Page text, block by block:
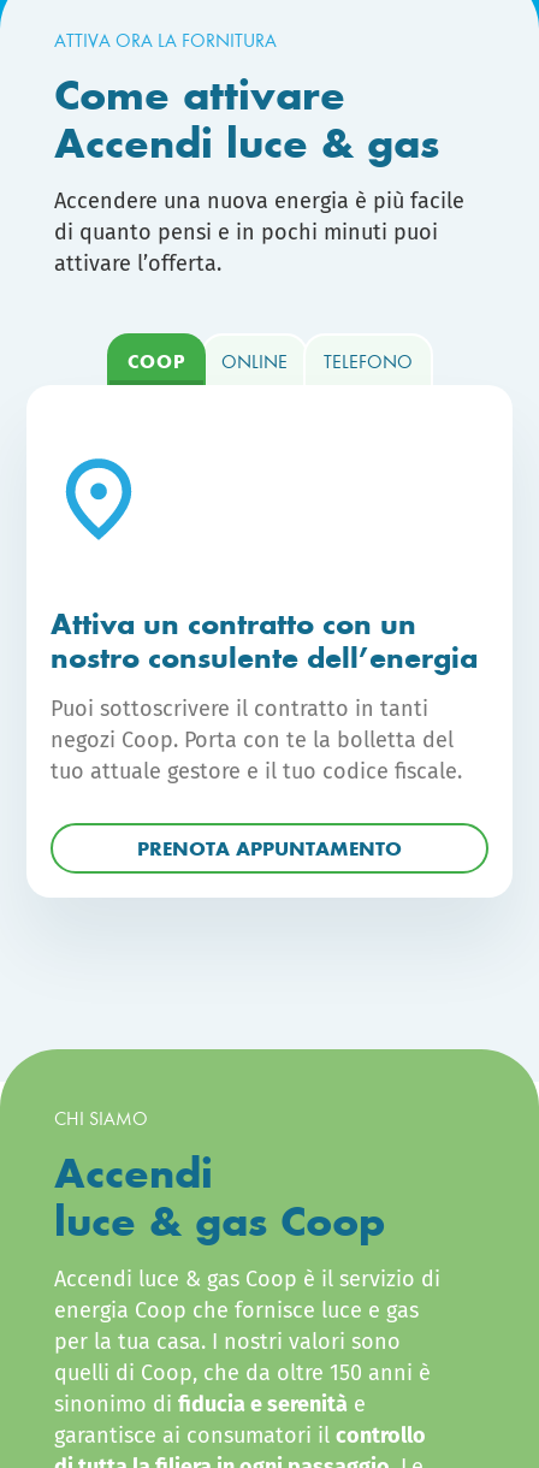
ATTIVA ORA LA FORNITURA
Come attivare
Accendi luce & gas
Accendere una nuova energia è più facile
di quanto pensi e in pochi minuti puoi
attivare l’offerta.
COOP ONLINE TELEFONO
Attiva un contratto con un
nostro consulente dell’energia
Puoi sottoscrivere il contratto in tanti
negozi Coop. Porta con te la bolletta del
tuo attuale gestore e il tuo codice fiscale.
PRENOTA APPUNTAMENTO
CHI SIAMO
Accendi
luce & gas Coop
Accendi luce & gas Coop è il servizio di
energia Coop che fornisce luce e gas
per la tua casa. I nostri valori sono
quelli di Coop, che da oltre 150 anni è
sinonimo di fiducia e serenità e
garantisce ai consumatori il controllo